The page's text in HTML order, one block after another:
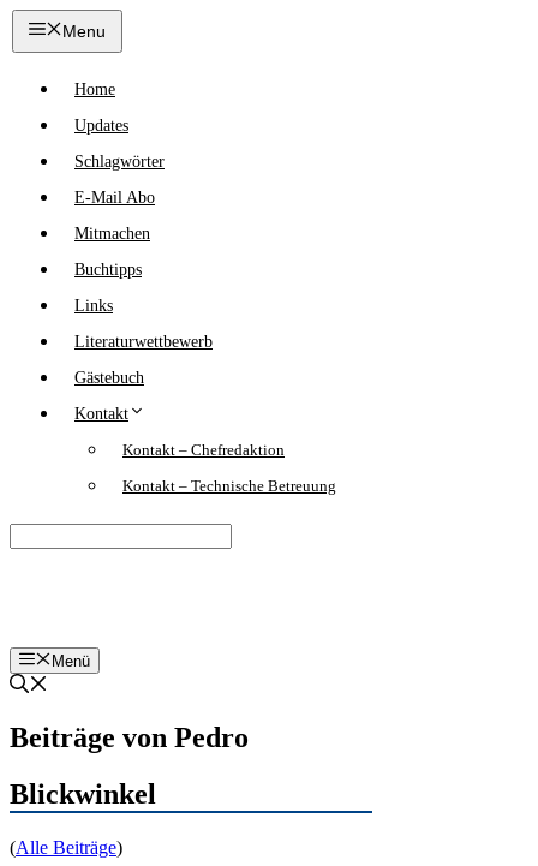
Zum
Inhalt
Menu
Home
Updates
Schlagwörter
E-Mail Abo
Mitmachen
Buchtipps
Links
Literaturwettbewerb
Gästebuch
Kontakt
Kontakt – Chefredaktion
Kontakt – Technische Betreuung
Menü
Beiträge von Pedro
Blickwinkel
(Alle Beiträge)